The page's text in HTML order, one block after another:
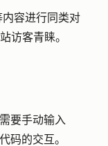
容进行同类对
访客青睐。
要手动输入
码的交互。